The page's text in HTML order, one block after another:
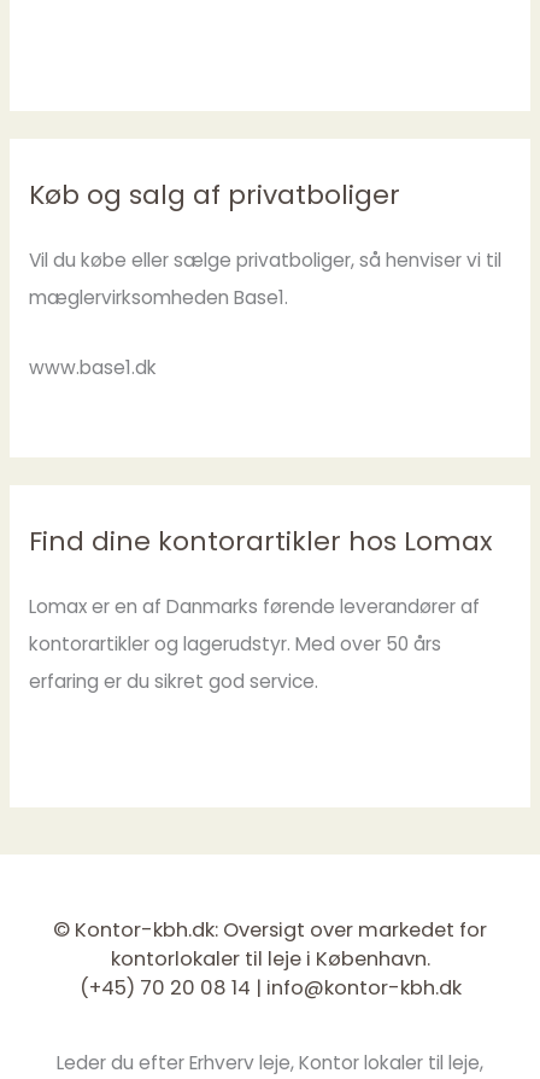
Køb og salg af privatboliger
Vil du købe eller sælge privatboliger, så henviser vi til
mæglervirksomheden Base1.
www.base1.dk
Find dine kontorartikler hos Lomax
Lomax er en af Danmarks førende leverandører af
kontorartikler og lagerudstyr. Med over 50 års
erfaring er du sikret god service.
© Kontor-kbh.dk: Oversigt over markedet for
kontorlokaler til leje i København.
(+45) 70 20 08 14 | info@kontor-kbh.dk
Leder du efter Erhverv leje, Kontor lokaler til leje,